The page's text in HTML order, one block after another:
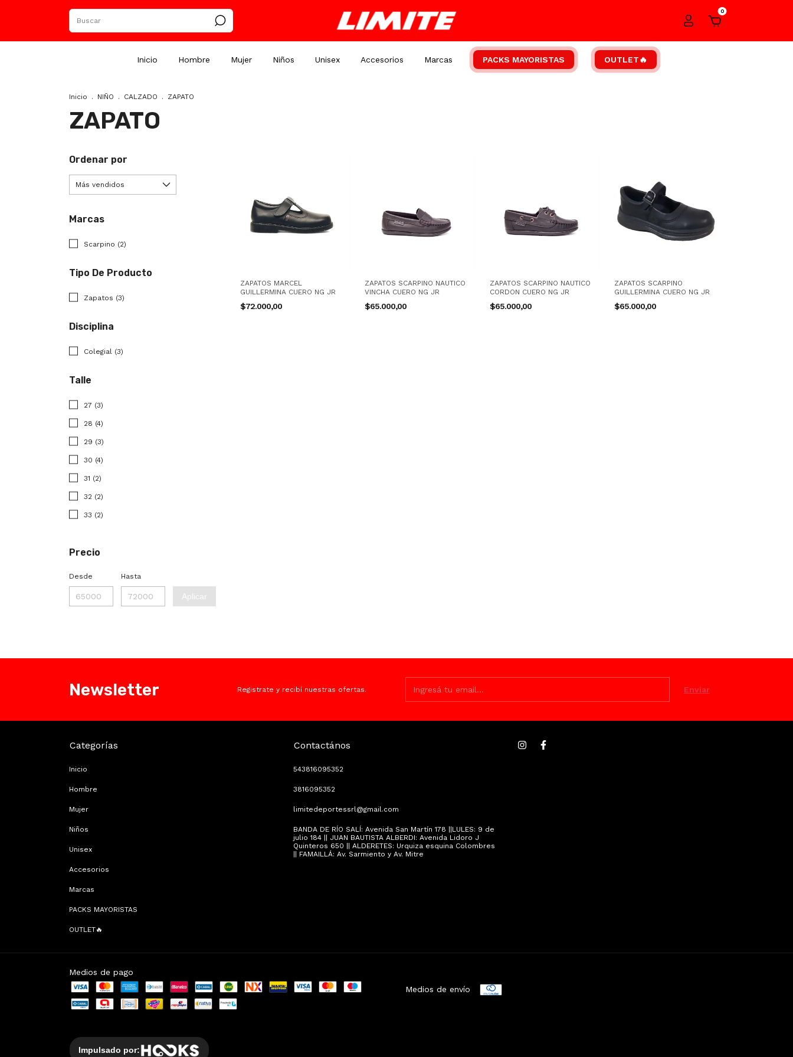
0
Inicio Hombre Mujer Niños Unisex Accesorios Marcas PACKS MAYORISTAS OUTLET🔥
Inicio . NIÑO . CALZADO . ZAPATO
ZAPATO
Ordenar por
Talle
27 (3)
28 (4)
29 (3)
30 (4)
31 (2)
32 (2)
33 (2)
Precio
Desde Hasta
Aplicar
Disciplina
Colegial (3)
Marcas
Scarpino (2)
Tipo De Producto
Zapatos (3)
ZAPATOS MARCEL
GUILLERMINA CUERO NG JR
$72.000,00
ZAPATOS SCARPINO NAUTICO
VINCHA CUERO NG JR
$65.000,00
ZAPATOS SCARPINO NAUTICO
CORDON CUERO NG JR
$65.000,00
ZAPATOS SCARPINO
GUILLERMINA CUERO NG JR
$65.000,00
Newsletter Registrate y recibí nuestras ofertas.
Categorías
Inicio
Hombre
Mujer
Niños
Unisex
Accesorios
Marcas
PACKS MAYORISTAS
OUTLET🔥
Contactános
543816095352
3816095352
limitedeportessrl@gmail.com
BANDA DE RÍO SALÍ: Avenida San Martín 178 ||LULES: 9 de
julio 184 || JUAN BAUTISTA ALBERDI: Avenida Lidoro J
Quinteros 650 || ALDERETES: Urquiza esquina Colombres
|| FAMAILLÁ: Av. Sarmiento y Av. Mitre
Medios de pago
Medios de envío
Impulsado por: